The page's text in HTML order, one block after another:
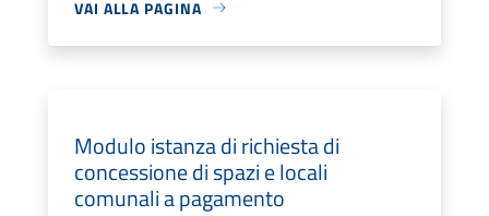
VAI ALLA PAGINA
Modulo istanza di richiesta di
concessione di spazi e locali
comunali a pagamento